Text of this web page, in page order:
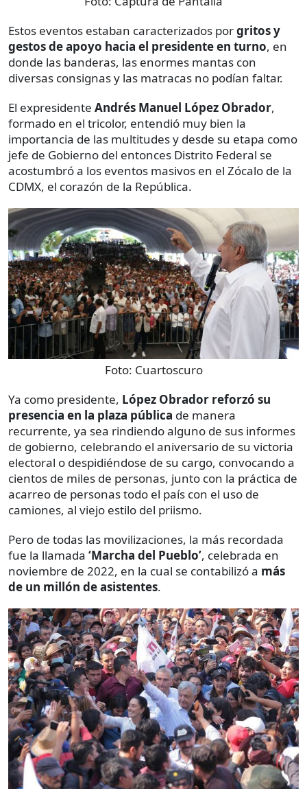
Estos eventos estaban caracterizados porgritos y
gestos de apoyo hacia el presidente en turno, en
donde las banderas, las enormes mantas con
diversas consignas y las matracas no podían faltar.
El expresidente Andrés Manuel López Obrador,
formado en el tricolor, entendió muy bien la
importancia de las multitudes y desde su etapa como
jefe de Gobierno del entonces Distrito Federal se
acostumbró a los eventos masivos en el Zócalo de la
CDMX, el corazón de la República.
Foto: Cuartoscuro
Ya como presidente, López Obrador reforzó su
presencia en la plaza pública de manera
recurrente, ya sea rindiendo alguno de sus informes
de gobierno, celebrando el aniversario de su victoria
electoral o despidiéndose de su cargo, convocando a
cientos de miles de personas, junto con la práctica de
acarreo de personas todo el país con el uso de
camiones, al viejo estilo del priismo.
Pero de todas las movilizaciones, la más recordada
fue la llamada ‘Marcha del Pueblo’, celebrada en
noviembre de 2022, en la cual se contabilizó a más
de un millón de asistentes.